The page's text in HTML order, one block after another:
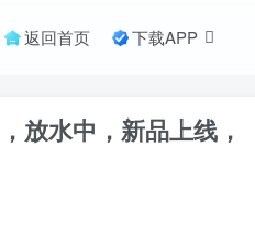
返回首页 下载APP
放水中，新品上线，